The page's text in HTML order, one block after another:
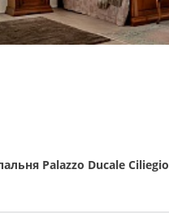
Palazzo Ducale Ciliegio